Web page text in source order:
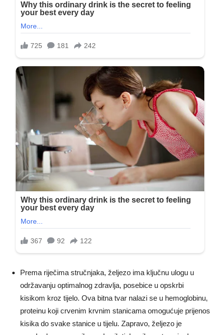
Prema riječima stručnjaka, željezo ima ključnu ulogu u
održavanju optimalnog zdravlja, posebice u opskrbi
kisikom kroz tijelo. Ova bitna tvar nalazi se u hemoglobinu,
proteinu koji crvenim krvnim stanicama omogućuje prijenos
kisika do svake stanice u tijelu. Zapravo, željezo je